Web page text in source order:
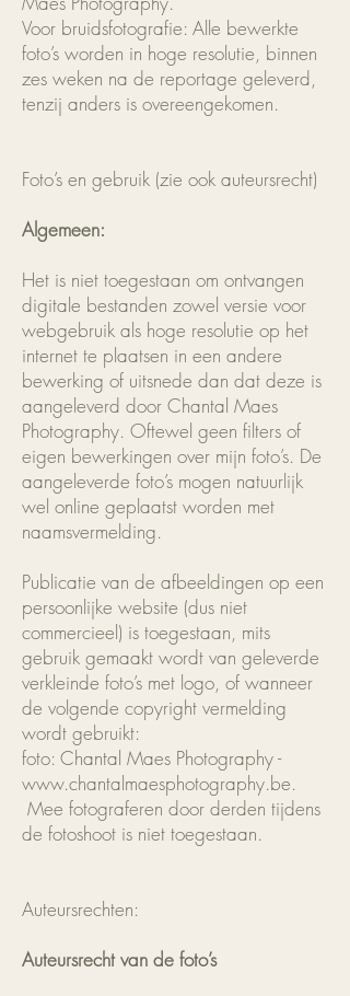
Voor bruidsfotografie: Alle bewerkte
foto’s worden in hoge resolutie, binnen
zes weken na de reportage geleverd,
tenzij anders is overeengekomen.
Foto’s en gebruik (zie ook auteursrecht)
Algemeen:
Het is niet toegestaan om ontvangen
digitale bestanden zowel versie voor
webgebruik als hoge resolutie op het
internet te plaatsen in een andere
bewerking of uitsnede dan dat deze is
aangeleverd door Chantal Maes
Photography. Oftewel geen filters of
eigen bewerkingen over mijn foto’s. De
aangeleverde foto’s mogen natuurlijk
wel online geplaatst worden met
naamsvermelding.
Publicatie van de afbeeldingen op een
persoonlijke website (dus niet
commercieel) is toegestaan, mits
gebruik gemaakt wordt van geleverde
verkleinde foto’s met logo, of wanneer
de volgende copyright vermelding
wordt gebruikt:
foto: Chantal Maes Photography -
www.chantalmaesphotography.be.
Mee fotograferen door derden tijdens
de fotoshoot is niet toegestaan.
Auteursrechten:
Auteursrecht van de foto’s